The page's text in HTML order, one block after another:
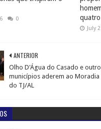
0
quatro
July
ANTERIOR
Olho D'Água do Casado e
municípios aderem ao Moradia
do TJ/AL